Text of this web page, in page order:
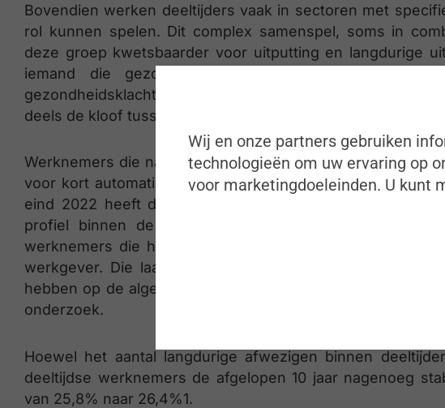
Bovendien werken deeltijders vaak in sectoren met
rol kunnen spelen. Dit complex samenspel, soms in
deze groep kwetsbaarder voor uitputting en langdurige
iemand die gezondheidsklachten heeft, vervolgens
gezondheidsklachten ervaart, riskeert meer kans om
deels de kloof tussen deeltijds en voltijdse contracten.”
Werknemers die na ziekte het werk medisch deeltijds
voor kort automatisch het label ‘middellang’ of – vooral –
eind 2022 heeft dit deels gecorrigeerd, maar niet
profiel binnen de groep van langdurig afwezigen met
werknemers die het werk hebben hervat in een nieuw
werkgever. Die laatste groep is de laatste jaren sterk
hebben op de algemene cijfers van langdurig afwezige
onderzoek.
Hoewel het aantal langdurige afwezigen binnen
deeltijdse werknemers de afgelopen 10 jaar nagenoeg
van 25,8% naar 26,4%1.
Wij en onze partners gebruiken
technologieën om uw ervaring op
voor marketingdoeleinden. U kunt